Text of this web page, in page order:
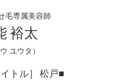
毛専属美容師
裕太
ユウタ）
トル］ 松戸■